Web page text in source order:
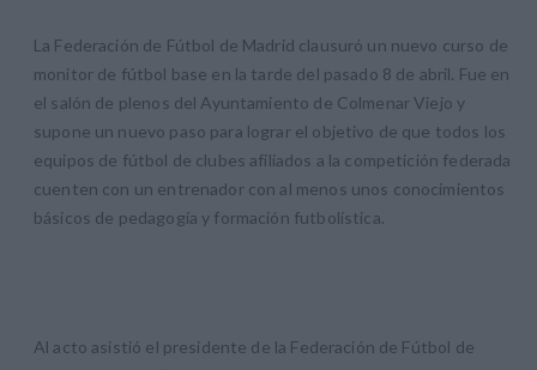
La Federación de Fútbol de Madrid clausuró un nuevo curso de
monitor de fútbol base en la tarde del pasado 8 de abril. Fue en
el salón de plenos del Ayuntamiento de Colmenar Viejo y
supone un nuevo paso para lograr el objetivo de que todos los
equipos de fútbol de clubes afiliados a la competición federada
cuenten con un entrenador con al menos unos conocimientos
básicos de pedagogía y formación futbolística.
Al acto asistió el presidente de la Federación de Fútbol de